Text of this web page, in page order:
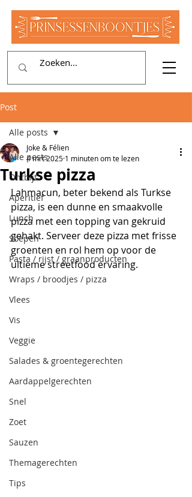
Post
Alle posts
Ontbijt
Aperitief
Lunch
Soepen
Pasta / rijst / graanproducten
Wraps / broodjes / pizza
Vlees
Vis
Veggie
Salades & groentegerechten
Aardappelgerechten
Snel
Zoet
Sauzen
Themagerechten
Tips
Alle posts
Turkse pizza
Joke & Félien
4 mrt 2025 1 minuten om te lezen
Lahmacun, beter bekend als Turkse
pizza, is een dunne en smaakvolle
pizza met een topping van gekruid
gehakt. Serveer deze pizza met frisse
groenten en rol hem op voor de
ultieme streetfood ervaring.